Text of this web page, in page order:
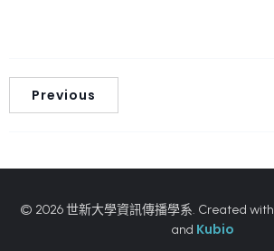
Previous
© 2026 世新大學資訊傳播學系. Created with
and Kubio